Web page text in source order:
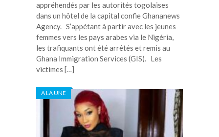
appréhendés par les autorités togolaises
dans un hôtel de la capital confie Ghananews
Agency. S’appétant à partir avec les jeunes
femmes vers les pays arabes via le Nigéria,
les trafiquants ont été arrêtés et remis au
Ghana Immigration Services (GIS). Les
victimes […]
A LA UNE